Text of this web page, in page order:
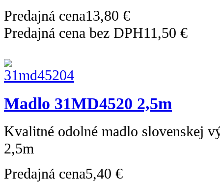
Predajná cena13,80 €
Predajná cena bez DPH11,50 €
Madlo 31MD4520 2,5m
Kvalitné odolné madlo slovenskej
2,5m
Predajná cena5,40 €